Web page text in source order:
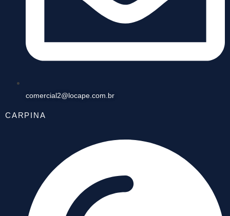
comercial2@locape.com.br
CARPINA